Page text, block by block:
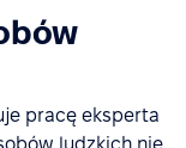
pracę eksperta
ludzkich nie